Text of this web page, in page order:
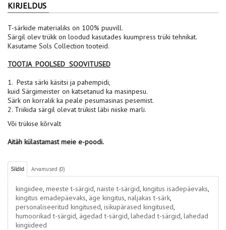
KIRJELDUS
T-särkide materialiks on 100% puuvill.
Särgil olev trükk on loodud kasutades kuumpress trüki tehnikat.
Kasutame Sols Collection tooteid.
TOOTJA POOLSED SOOVITUSED
1. Pesta särki käsitsi ja pahempidi,
kuid Särgimeister on katsetanud ka masinpesu.
Särk on korralik ka peale pesumasinas pesemist.
2. Triikida särgil olevat trükist läbi niiske marli.
Või trükise kõrvalt
Aitäh külastamast meie e-poodi.
Sildid Arvamused (0)
kingiidee, meeste t-särgid, naiste t-särgid, kingitus isadepäevaks,
kingitus emadepäevaks, äge kingitus, naljakas t-särk,
personaliseeritud kingitused, isikupärased kingitused,
humoorikad t-särgid, ägedad t-särgid, lahedad t-särgid, lahedad
kingiideed